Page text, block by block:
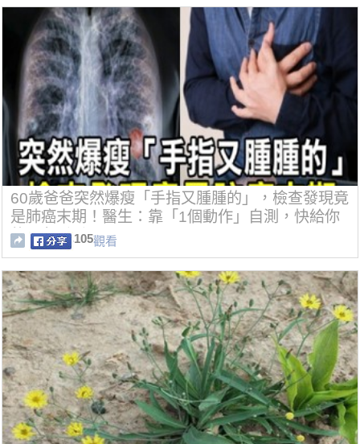
60歲爸爸突然爆瘦「手指又腫腫的」，檢查發現竟
是肺癌末期！醫生：靠「1個動作」自測，快給你
的朋友看看！
105觀看